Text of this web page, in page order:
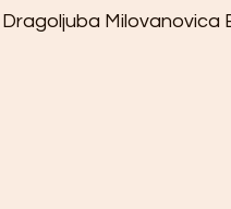
Dragoljuba Milovanovica